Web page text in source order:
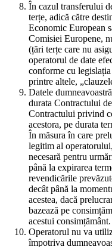
În cazul transferului
terțe, adică către
Economic European
Comisiei Europene,
(țări terțe care nu
operatorul de date
conforme cu
printre altele,
Datele
durata Contractului
Contractului privind
acestora, pe durata
În măsura în care
legitim al
necesară pentru
până la expirarea
revendicările
decât până la
acestea, dacă
bazează pe
acestui consimțământ.
Operatorul nu va
împotriva